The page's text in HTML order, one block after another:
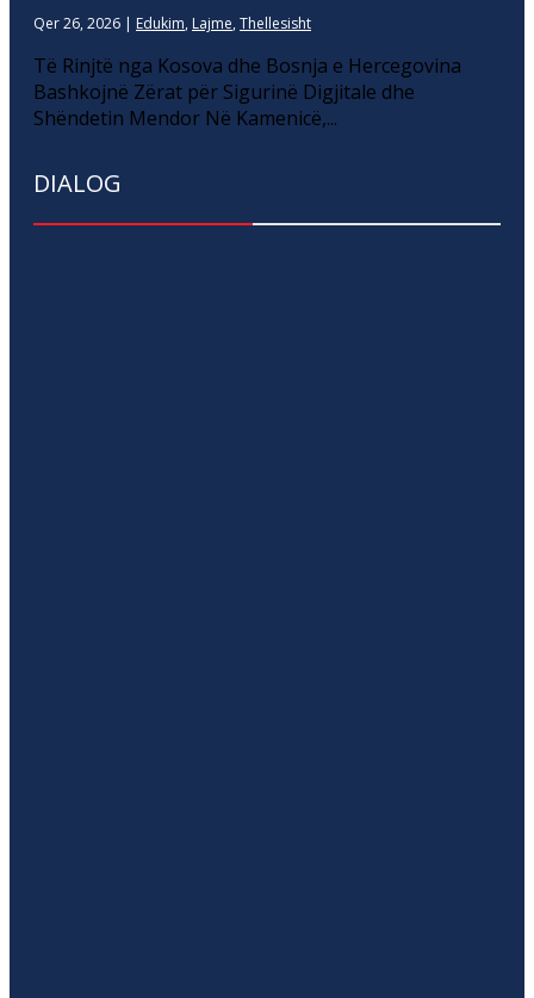
Qer 26, 2026 | Edukim, Lajme, Thellesisht
Të Rinjtë nga Kosova dhe Bosnja e Hercegovina
Bashkojnë Zërat për Sigurinë Digjitale dhe
Shëndetin Mendor Në Kamenicë,...
DIALOG